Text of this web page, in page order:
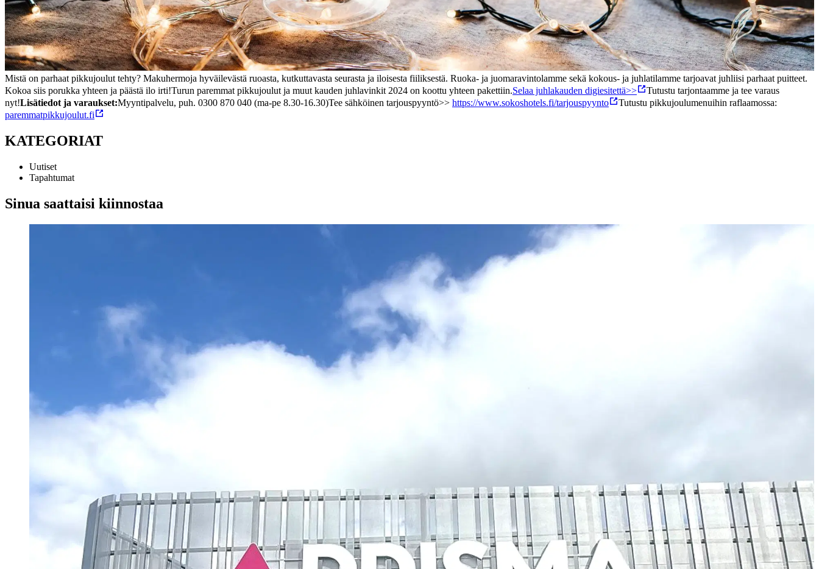
Mistä on parhaat pikkujoulut tehty? Makuhermoja hyväilevästä ruoasta, kutkuttavasta seurasta ja iloisesta fiiliksestä. Ruoka- ja juomaravintolamme sekä kokous- ja juhlatilamme tarjoavat juhliisi parhaat puitteet.
Kokoa siis porukka yhteen ja päästä ilo irti!Turun paremmat pikkujoulut ja muut kauden juhlavinkit 2024 on koottu yhteen pakettiin.Selaa juhlakauden digiesitettä>>
Tutustu tarjontaamme ja tee varaus
nyt!Lisätiedot ja varaukset:Myyntipalvelu, puh. 0300 870 040 (ma-pe 8.30-16.30)Tee sähköinen tarjouspyyntö>> https://www.sokoshotels.fi/tarjouspyynto
Tutustu pikkujoulumenuihin raflaamossa:
paremmatpikkujoulut.fi
KATEGORIAT
Uutiset
Tapahtumat
Sinua saattaisi kiinnostaa